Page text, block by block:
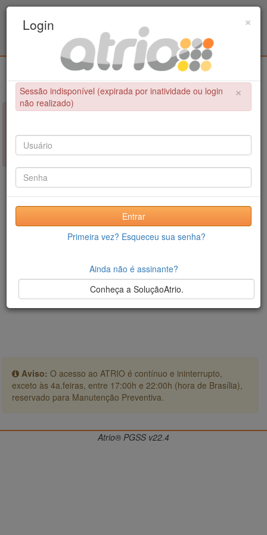
Civil / UPE
×
NÃO FOI POSSÍVEL CONCLUIR A OPERAÇÃO
Sessão indisponível (expirada por inatividade ou login não
realizado)
Aviso: O acesso ao ATRIO é contínuo e ininterrupto,
exceto às 4a.feiras, entre 17:00h e 22:00h (hora de Brasília),
reservado para Manutenção Preventiva.
×
Login
×
Sessão indisponível (expirada por inatividade ou login
não realizado)
Entrar
Primeira vez? Esqueceu sua senha?
Ainda não é assinante?
Conheça a SoluçãoAtrio.
Atrio® PGSS v22.4